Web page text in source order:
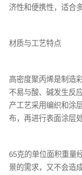
济性和便携性，适合
材质与工艺特点
高密度聚丙烯是制造
不易与酸、碱发生反
产工艺采用编织和涂
布，再进行表面涂层
65克的单位面积重量
景的需求，又不会造